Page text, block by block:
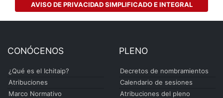
AVISO DE PRIVACIDAD SIMPLIFICADO E INTEGRAL
CONÓCENOS
¿Qué es el Ichitaip?
Atribuciones
Marco Normativo
PLENO
Decretos de nombramientos
Calendario de sesiones
Atribuciones del pleno